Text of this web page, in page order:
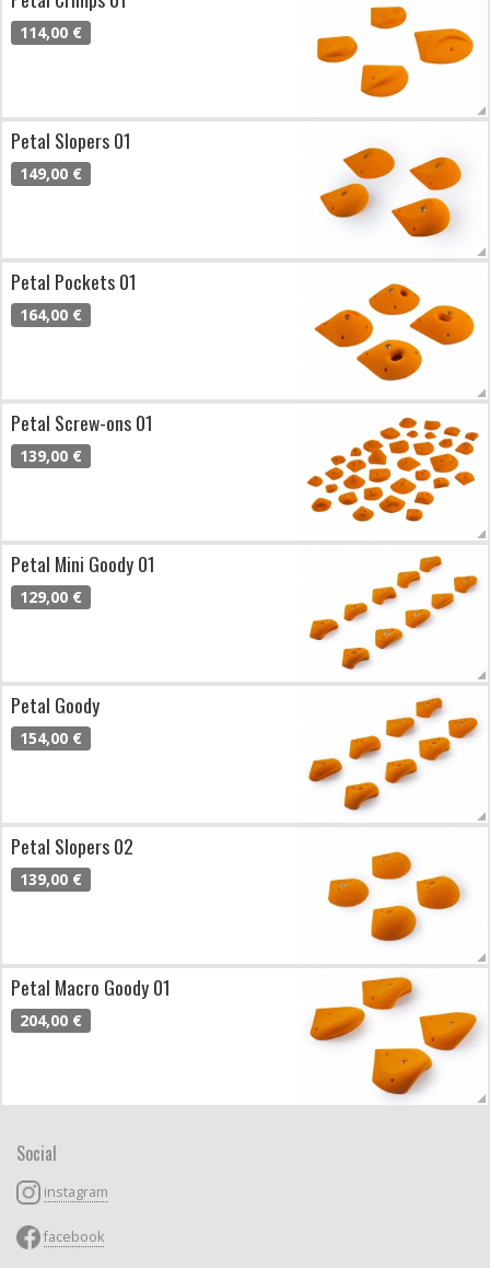
114,00 €
Petal Slopers 01
149,00 €
Petal Pockets 01
164,00 €
Petal Screw-ons 01
139,00 €
Petal Mini Goody 01
129,00 €
Petal Goody
154,00 €
Petal Slopers 02
139,00 €
Petal Macro Goody 01
204,00 €
Social
instagram
facebook